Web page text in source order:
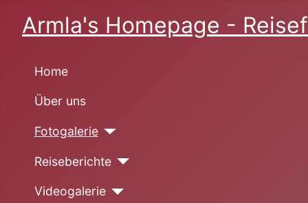
Armla's Homepage -
Home
Über uns
Fotogalerie
Reiseberichte
Videogalerie